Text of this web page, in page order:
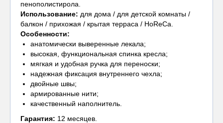
пенополистирола.
Использование: для дома / для детской комнаты /
балкон / прихожая / крытая терраса / HoReCa.
Особенности:
анатомически выверенные лекала;
высокая, функциональная спинка кресла;
мягкая и удобная ручка для переноски;
надежная фиксация внутреннего чехла;
двойные швы;
армированные нити;
качественный наполнитель.
Гарантия: 12 месяцев.